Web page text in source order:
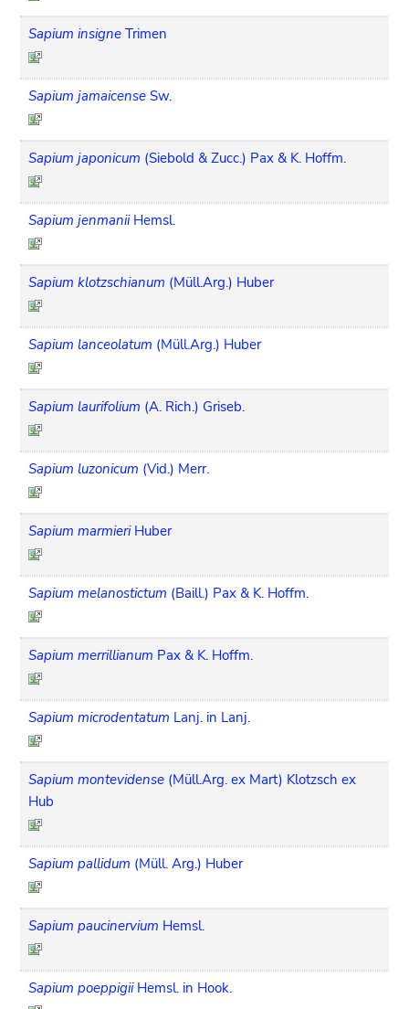
Sapium insigne Trimen
Sapium jamaicense Sw.
Sapium japonicum (Siebold & Zucc.) Pax & K. Hoffm.
Sapium jenmanii Hemsl.
Sapium klotzschianum (Müll.Arg.) Huber
Sapium lanceolatum (Müll.Arg.) Huber
Sapium laurifolium (A. Rich.) Griseb.
Sapium luzonicum (Vid.) Merr.
Sapium marmieri Huber
Sapium melanostictum (Baill.) Pax & K. Hoffm.
Sapium merrillianum Pax & K. Hoffm.
Sapium microdentatum Lanj. in Lanj.
Sapium montevidense (Müll.Arg. ex Mart) Klotzsch ex
Hub
Sapium pallidum (Müll. Arg.) Huber
Sapium paucinervium Hemsl.
Sapium poeppigii Hemsl. in Hook.